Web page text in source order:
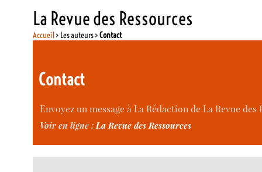
La Revue des Ressources
Accueil> Les auteurs >Contact
Contact
Envoyez un message à La Rédaction de La Revue
Voir en ligne :La Revue des Ressources